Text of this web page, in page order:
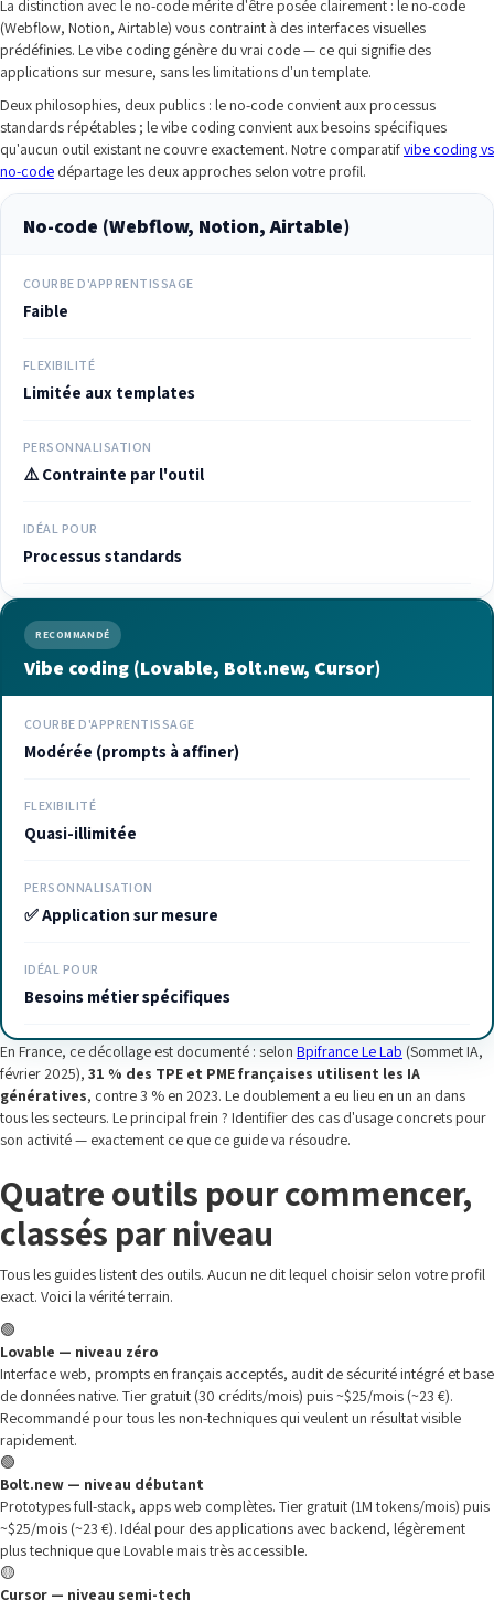
La distinction avec le no-code mérite d'être posée clairement : le no-code
(Webflow, Notion, Airtable) vous contraint à des interfaces visuelles
prédéfinies. Le vibe coding génère du vrai code — ce qui signifie des
applications sur mesure, sans les limitations d'un template.
Deux philosophies, deux publics : le no-code convient aux processus
standards répétables ; le vibe coding convient aux besoins spécifiques
qu'aucun outil existant ne couvre exactement. Notre comparatifvibe coding vs
no-code départage les deux approches selon votre profil.
No-code (Webflow, Notion, Airtable)
COURBE D'APPRENTISSAGE
Faible
FLEXIBILITÉ
Limitée aux templates
PERSONNALISATION
⚠️ Contrainte par l'outil
IDÉAL POUR
Processus standards
RECOMMANDÉ
Vibe coding (Lovable, Bolt.new, Cursor)
COURBE D'APPRENTISSAGE
Modérée (prompts à affiner)
FLEXIBILITÉ
Quasi-illimitée
PERSONNALISATION
✅ Application sur mesure
IDÉAL POUR
Besoins métier spécifiques
En France, ce décollage est documenté : selon Bpifrance Le Lab (Sommet IA,
février 2025), 31 % des TPE et PME françaises utilisent les IA
génératives, contre 3 % en 2023. Le doublement a eu lieu en un an dans
tous les secteurs. Le principal frein ? Identifier des cas d'usage concrets pour
son activité — exactement ce que ce guide va résoudre.
Quatre outils pour commencer,
classés par niveau
Tous les guides listent des outils. Aucun ne dit lequel choisir selon votre profil
exact. Voici la vérité terrain.
🟢
Lovable — niveau zéro
Interface web, prompts en français acceptés, audit de sécurité intégré et base
de données native. Tier gratuit (30 crédits/mois) puis ~$25/mois (~23 €).
Recommandé pour tous les non-techniques qui veulent un résultat visible
rapidement.
🟢
Bolt.new — niveau débutant
Prototypes full-stack, apps web complètes. Tier gratuit (1M tokens/mois) puis
~$25/mois (~23 €). Idéal pour des applications avec backend, légèrement
plus technique que Lovable mais très accessible.
🟡
Cursor — niveau semi-tech